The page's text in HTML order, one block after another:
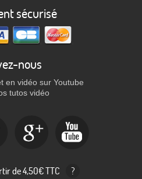
sécurisé
nous
en vidéo sur Youtube
tutos vidéo
de 4,50€ TTC ?